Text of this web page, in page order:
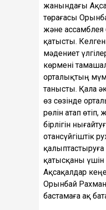
жанындағы
төрағасы
және ассамблея
қатысты.
мәдениет
көрмені
орталықтың
танысты. Қала
өз сөзінде
рөлін атап өтіп,
бірлігін
отансүйгіштік
қатысқаны үшін
Ақсақалдар
Орынбай
бастамаға ақ